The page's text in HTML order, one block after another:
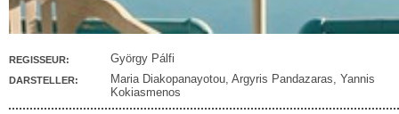
REGISSEUR: György Pálfi
DARSTELLER: Maria Diakopanayotou, Argyris Pandazaras, Yannis
Kokiasmenos